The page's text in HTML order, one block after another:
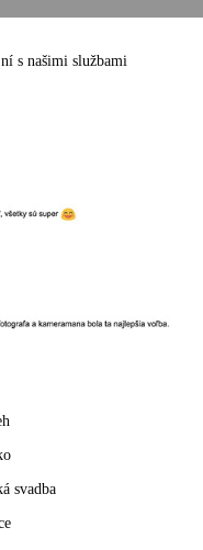
s našimi službami
svadba